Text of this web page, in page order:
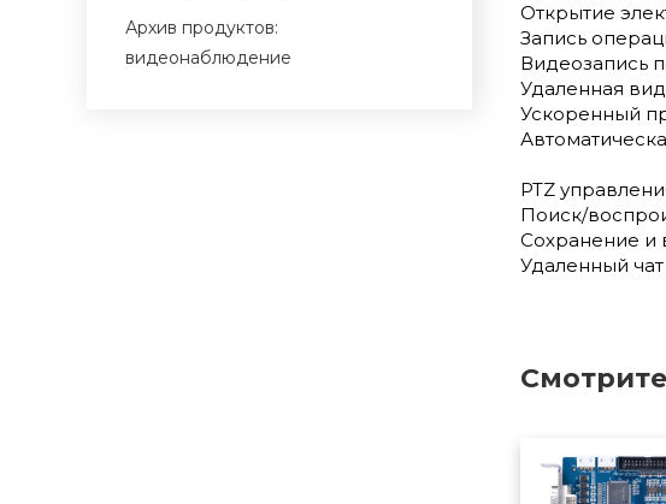
Архив продуктов:
видеонаблюдение
Открытие
Запись
Видеозапись
Удаленная
Ускоренный
PTZ
Поиск/
Сохранение и
Удаленный